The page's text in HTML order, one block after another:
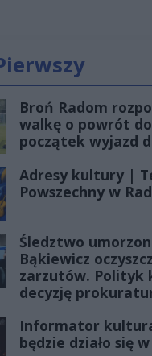
Broń Radom
walkę o powrót
początek wyjazd
Adresy kultury |
Powszechny w
Śledztwo
Bąkiewicz
zarzutów. Polityk
decyzję
Informator
będzie działo się